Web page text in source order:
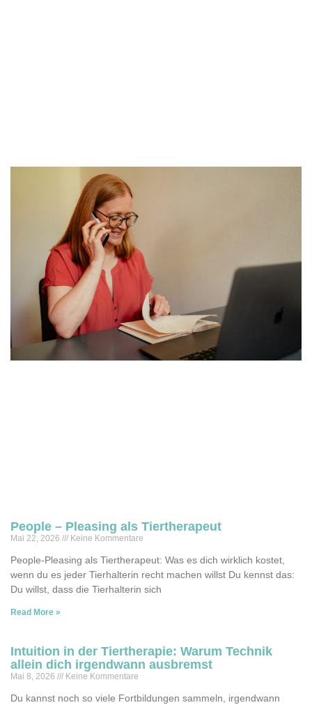
People – Pleasing als Tiertherapeut
Mai 22, 2026 Keine Kommentare
People-Pleasing als Tiertherapeut: Was es dich wirklich kostet,
wenn du es jeder Tierhalterin recht machen willst Du kennst das:
Du willst, dass die Tierhalterin sich
Read More »
Intuition in der Tiertherapie: Warum Technik
allein dich irgendwann ausbremst
Mai 8, 2026 Keine Kommentare
Du kannst noch so viele Fortbildungen sammeln, irgendwann